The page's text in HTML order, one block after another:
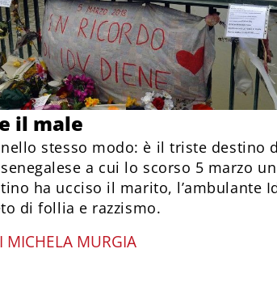
il male
stesso modo: è il triste destino
a cui lo scorso 5 marzo un
ha ucciso il marito, l’ambulante
di follia e razzismo.
MICHELA MURGIA